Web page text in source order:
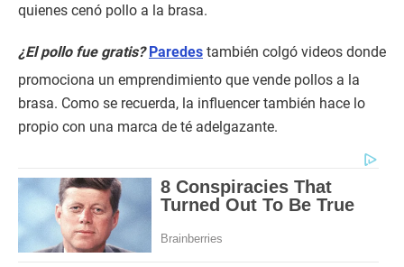
quienes cenó pollo a la brasa.
¿El pollo fue gratis? Paredes también colgó videos donde
promociona un emprendimiento que vende pollos a la
brasa. Como se recuerda, la influencer también hace lo
propio con una marca de té adelgazante.